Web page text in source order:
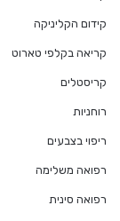
קידום הקליניקה
קריאה בקלפי טארוט
קריסטלים
רוחניות
ריפוי בצבעים
רפואה משלימה
רפואה סינית